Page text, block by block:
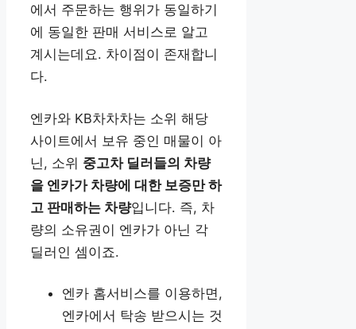
에서 주문하는 행위가 동일하기
에 동일한 판매 서비스로 알고
계시는데요. 차이점이 존재합니
다.
엔카와 KB차차차는 소위 해당
사이트에서 보유 중인 매물이 아
닌, 소위 중고차 딜러들의 차량
을 엔카가 차량에 대한 보증만 하
고 판매하는 차량입니다. 즉, 차
량의 소유권이 엔카가 아닌 각
딜러인 셈이죠.
엔카 홈서비스를 이용하면,
엔카에서 탁송 받으시는 것